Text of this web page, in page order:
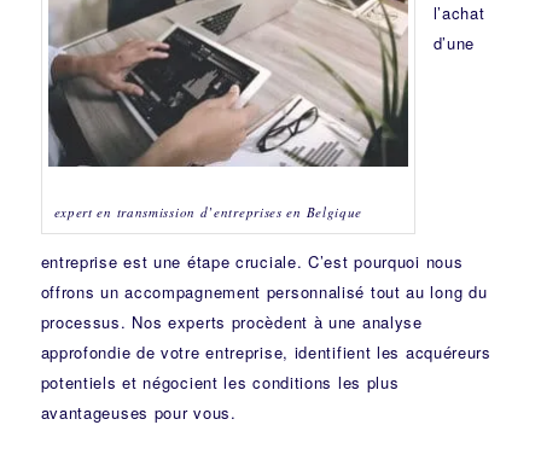
expert en transmission d’entreprises en Belgique
l’achat
d’une
entreprise est une étape cruciale. C’est pourquoi nous
offrons un accompagnement personnalisé tout au long du
processus. Nos experts procèdent à une analyse
approfondie de votre entreprise, identifient les acquéreurs
potentiels et négocient les conditions les plus
avantageuses pour vous.